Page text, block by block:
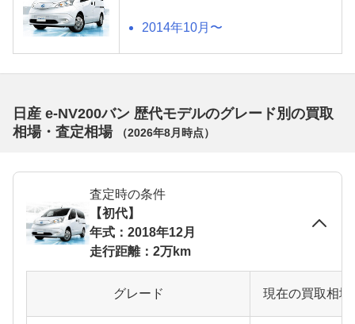
2014年10月〜
日産 e-NV200バン 歴代モデルのグレード別の買取
相場・査定相場
（2026年8月 時点）
査定時の条件
【初代】
年式：2018年12月
走行距離：2万km
グレード 現在の買取相